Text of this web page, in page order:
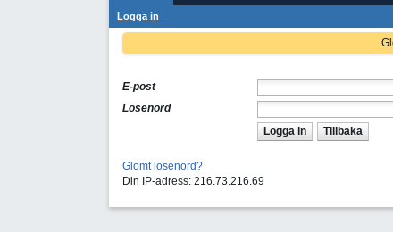
Logga in
E-post
Lösenord
Logga in
Tillbaka
Glömt lösenord?
Din IP-adress: 216.73.216.69